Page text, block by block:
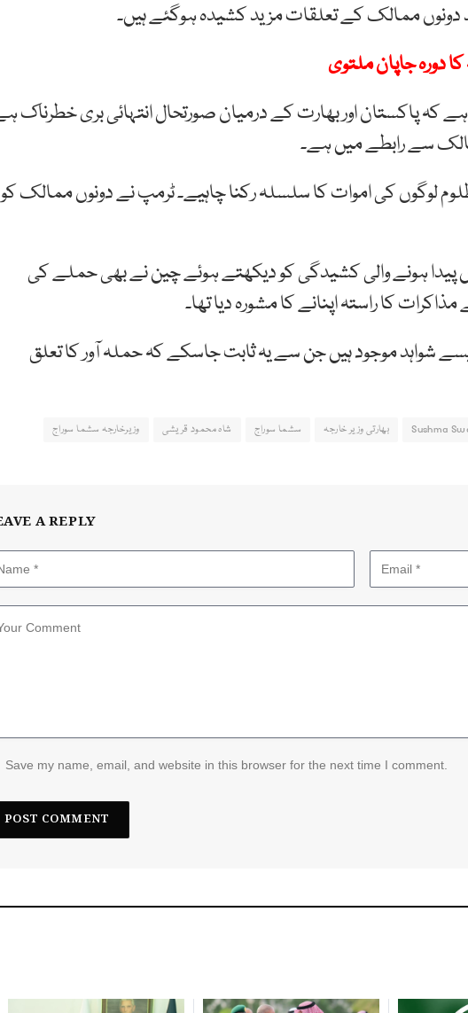
دونوں ممالک کے تعلقات مزید کشیدہ ہوگئے ہیں۔
دورہ جاپان ملتوی
کہ پاکستان اور بھارت کے درمیان صورتحال انتہائی بری خطرناک
سے رابطے میں ہے۔
لوگوں کی اموات کا سلسلہ رکنا چاہیے۔ ٹرمپ نے دونوں ممالک کو
پیدا ہونے والی کشیدگی کو دیکھتے ہوئے چین نے بھی حملے کی
کا راستہ اپنانے کا مشورہ دیا تھا۔
شواہد موجود ہیں جن سے یہ ثابت جاسکے کہ حملہ آور کا تعلق
Sushma بھارتی وزیر خارجہ سشما سوراج شاہ محمود قریشی وزیرخارجہ سشما سوراج
A REPLY
Save my name, email, and website in this browser for the next time I comment.